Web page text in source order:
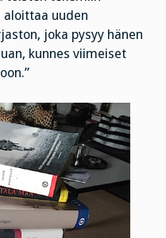
aloittaa uuden
joka pysyy hänen
kunnes viimeiset